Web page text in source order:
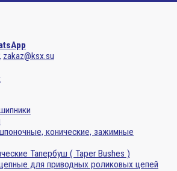
zakaz@ksx.su
конические, зажимные
Тапербуш ( Taper Bushes )
для приводных роликовых цепей